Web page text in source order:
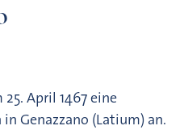
April 1467 eine
Genazzano (Latium) an.